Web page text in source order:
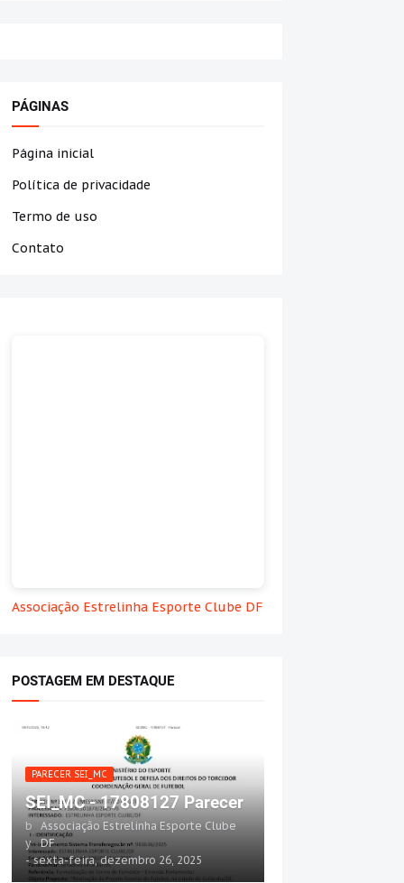
PÁGINAS
Página inicial
Política de privacidade
Termo de uso
Contato
Associação Estrelinha Esporte Clube DF
POSTAGEM EM DESTAQUE
PARECER SEI_MC
SEI_MC - 17808127 Parecer
b
y
Associação Estrelinha Esporte Clube
DF
- sexta-feira, dezembro 26, 2025